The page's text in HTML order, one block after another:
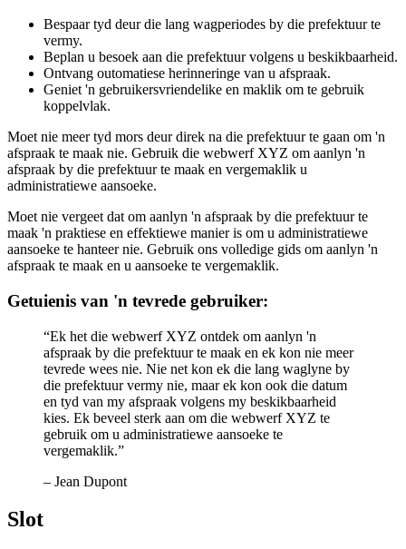
Bespaar tyd deur die lang wagperiodes by die prefektuur te
vermy.
Beplan u besoek aan die prefektuur volgens u beskikbaarheid.
Ontvang outomatiese herinneringe van u afspraak.
Geniet 'n gebruikersvriendelike en maklik om te gebruik
koppelvlak.
Moet nie meer tyd mors deur direk na die prefektuur te gaan om 'n
afspraak te maak nie. Gebruik die webwerf XYZ om aanlyn 'n
afspraak by die prefektuur te maak en vergemaklik u
administratiewe aansoeke.
Moet nie vergeet dat om aanlyn 'n afspraak by die prefektuur te
maak 'n praktiese en effektiewe manier is om u administratiewe
aansoeke te hanteer nie. Gebruik ons volledige gids om aanlyn 'n
afspraak te maak en u aansoeke te vergemaklik.
Getuienis van 'n tevrede gebruiker:
“Ek het die webwerf XYZ ontdek om aanlyn 'n
afspraak by die prefektuur te maak en ek kon nie meer
tevrede wees nie. Nie net kon ek die lang waglyne by
die prefektuur vermy nie, maar ek kon ook die datum
en tyd van my afspraak volgens my beskikbaarheid
kies. Ek beveel sterk aan om die webwerf XYZ te
gebruik om u administratiewe aansoeke te
vergemaklik.”
– Jean Dupont
Slot